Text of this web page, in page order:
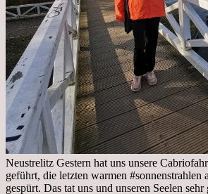
Neustrelitz Gestern hat uns unsere
geführt, die letzten warmen #sonnenstrahlen
gespürt. Das tat uns und unseren Seelen